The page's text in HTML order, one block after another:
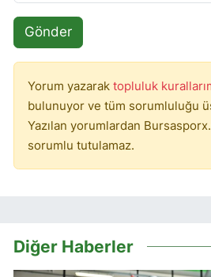
Gönder
Yorum yazarak topluluk
bulunuyor ve tüm sorumluluğu
Yazılan yorumlardan
sorumlu tutulamaz.
Diğer Haberler